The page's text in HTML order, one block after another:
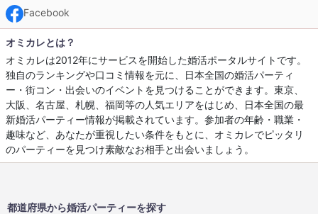
Facebook
オミカレとは？
オミカレは2012年にサービスを開始した婚活ポータルサイトです。
独自のランキングや口コミ情報を元に、日本全国の婚活パーティ
ー・街コン・出会いのイベントを見つけることができます。東京、
大阪、名古屋、札幌、福岡等の人気エリアをはじめ、日本全国の最
新婚活パーティー情報が掲載されています。参加者の年齢・職業・
趣味など、あなたが重視したい条件をもとに、オミカレでピッタリ
のパーティーを見つけ素敵なお相手と出会いましょう。
都道府県から婚活パーティーを探す